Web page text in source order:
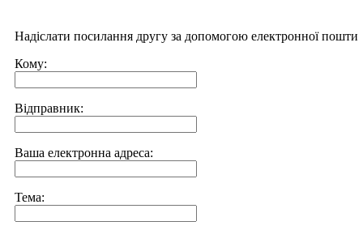
Надіслати посилання другу за допомогою електронної пошти
Кому:
Відправник:
Ваша електронна адреса:
Тема: